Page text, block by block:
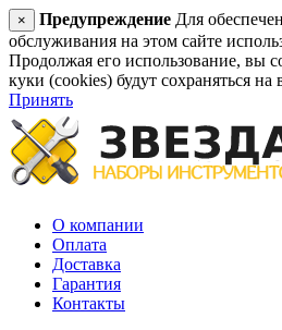
× Предупреждение Для
обслуживания на этом сайте
Продолжая его использование, вы
куки (cookies) будут сохраняться
Принять
О компании
Оплата
Доставка
Гарантия
Контакты